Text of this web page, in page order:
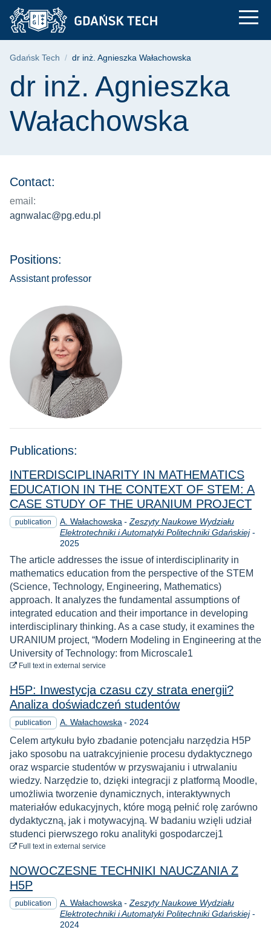
Skip
Skip
search
Skip
content
dr inż. Agnieszka
Breadcrumb
Gdańsk Tech dr inż. Agnieszka Wałachowska
Page content
dr inż. Agnieszka
Wałachowska
Contact:
email:
agnwalac@pg.edu.pl
Positions:
Assistant professor
Publications:
INTERDISCIPLINARITY IN MATHEMATICS
EDUCATION IN THE CONTEXT OF STEM: A
CASE STUDY OF THE URANIUM PROJECT
publication A. Wałachowska - Zeszyty Naukowe Wydziału
Elektrotechniki i Automatyki Politechniki Gdańskiej-
2025
The article addresses the issue of interdisciplinarity in
mathematics education from the perspective of the STEM
(Science, Technology, Engineering, Mathematics)
approach. It analyzes the fundamental assumptions of
integrated education and their importance in developing
interdisciplinary thinking. As a case study, it examines the
URANIUM project, “Modern Modeling in Engineering at the
University of Technology: from Microscale1
Full textto download
in external service
H5P: Inwestycja czasu czy strata energii?
Analiza doświadczeń studentów
publication A. Wałachowska - Year
2024
Celem artykułu było zbadanie potencjału narzędzia H5P
jako sposobu na uatrakcyjnienie procesu dydaktycznego
oraz wsparcie studentów w przyswajaniu i utrwalaniu
wiedzy. Narzędzie to, dzięki integracji z platformą Moodle,
umożliwia tworzenie dynamicznych, interaktywnych
materiałów edukacyjnych, które mogą pełnić rolę zarówno
dydaktyczną, jak i motywacyjną. W badaniu wzięli udział
studenci pierwszego roku analityki gospodarczej1
Full text to download
in external service
NOWOCZESNE TECHNIKI NAUCZANIA Z
H5P
publication A. Wałachowska - Zeszyty Naukowe Wydziału
Elektrotechniki i Automatyki Politechniki Gdańskiej-
2024